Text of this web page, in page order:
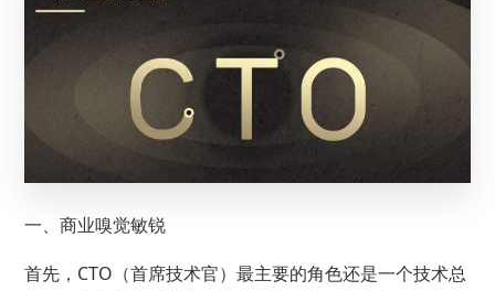
一、商业嗅觉敏锐
首先，CTO（首席技术官）最主要的角色还是一个技术总